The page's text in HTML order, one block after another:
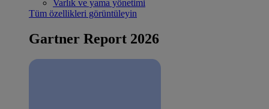
Varlık ve yama yönetimi
Tüm özellikleri görüntüleyin
Gartner Report 2026